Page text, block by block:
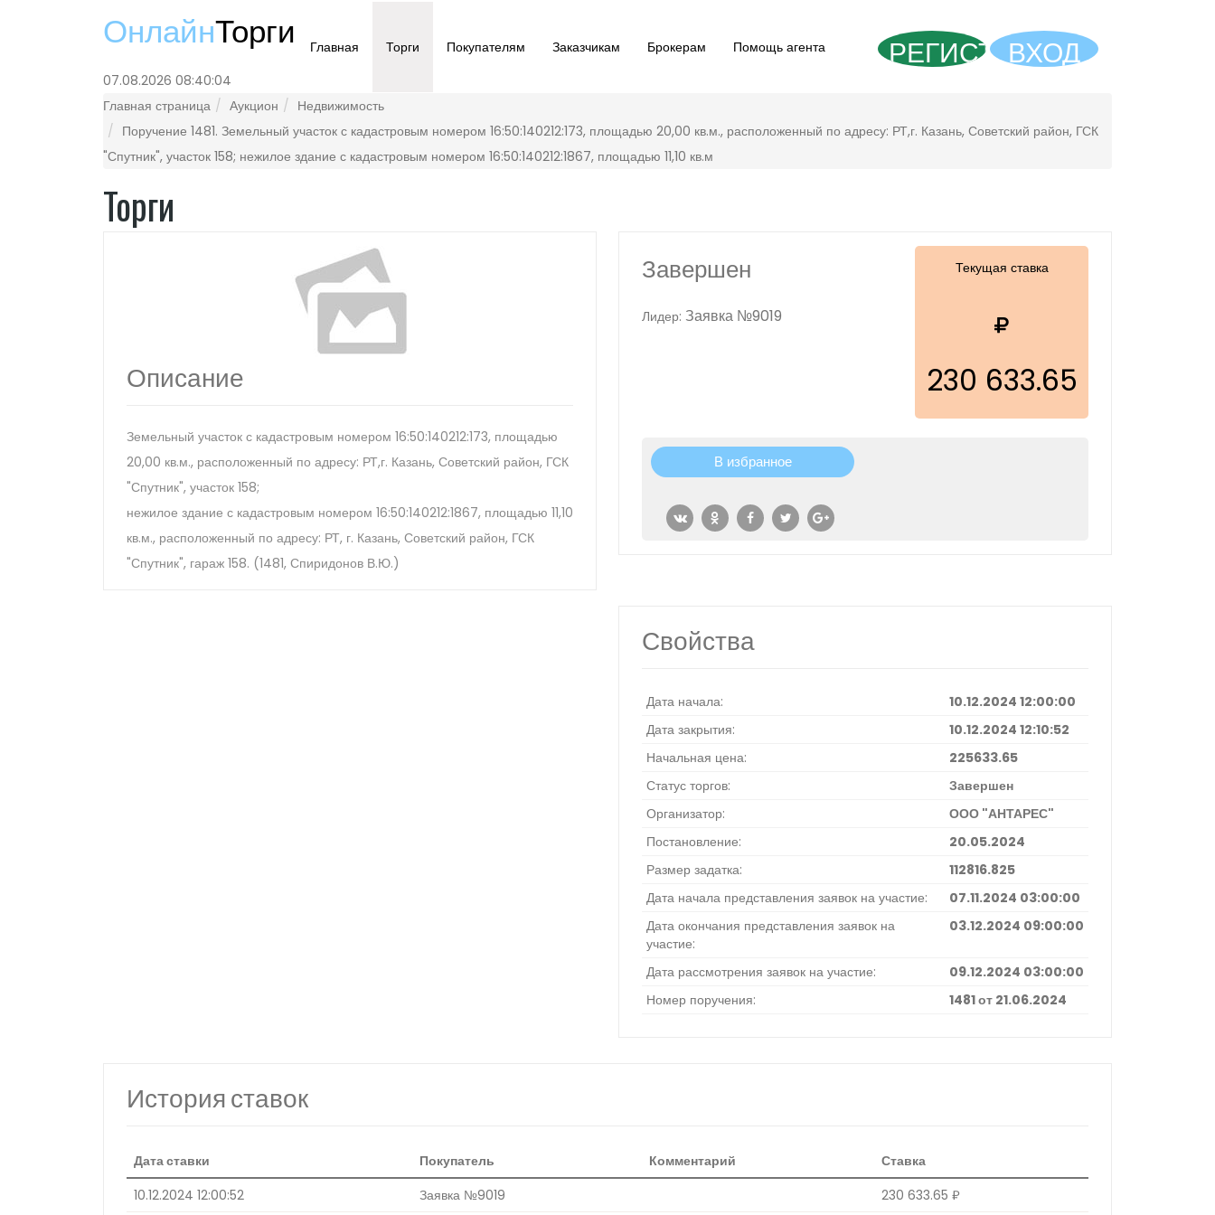
ОнлайнТорги
07.08.2026 08:40:04
Главная Торги Покупателям Заказчикам Брокерам Помощь агента РЕГИСТРАЦИЯ
ВХОД
Главная страница Аукцион
Недвижимость
Поручение 1481. Земельный участок с кадастровым номером 16:50:140212:173, площадью 20,00 кв.м., расположенный по адресу: РТ,г. Казань, Советский район, ГСК
"Спутник", участок 158; нежилое здание с кадастровым номером 16:50:140212:1867, площадью 11,10 кв.м
Торги
Описание
Земельный участок с кадастровым номером 16:50:140212:173, площадью
20,00 кв.м., расположенный по адресу: РТ,г. Казань, Советский район, ГСК
"Спутник", участок 158;
нежилое здание с кадастровым номером 16:50:140212:1867, площадью 11,10
кв.м., расположенный по адресу: РТ, г. Казань, Советский район, ГСК
"Спутник", гараж 158. (1481, Спиридонов В.Ю.)
Завершен
Лидер: Заявка №9019
Текущая ставка
230 633.65
В избранное
Свойства
Дата начала:
10.12.2024 12:00:00
Дата закрытия:
10.12.2024 12:10:52
Начальная цена:
225633.65
Статус торгов:
Завершен
Организатор:
ООО "АНТАРЕС"
Постановление:
20.05.2024
Размер задатка:
112816.825
Дата начала представления заявок на участие:
07.11.2024 03:00:00
Дата окончания представления заявок на
участие:
03.12.2024 09:00:00
Дата рассмотрения заявок на участие:
09.12.2024 03:00:00
Номер поручения:
1481 от 21.06.2024
История ставок
Дата ставки Покупатель Комментарий
Ставка
10.12.2024 12:00:52
Заявка №9019 230 633.65 ₽